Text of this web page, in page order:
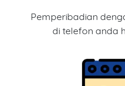
Pemperibadian
di telefon anda